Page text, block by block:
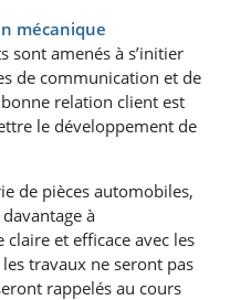
mécanique
sont amenés à s’initier
de communication et de
relation client est
le développement de
de pièces automobiles,
à
et efficace avec les
travaux ne seront pas
rappelés au cours